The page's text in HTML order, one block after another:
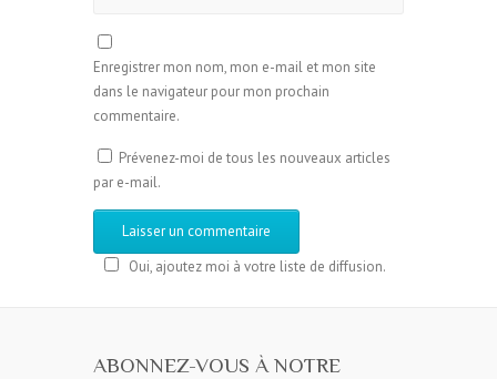
Enregistrer mon nom, mon e-mail et mon site
dans le navigateur pour mon prochain
commentaire.
Prévenez-moi de tous les nouveaux articles
par e-mail.
Oui, ajoutez moi à votre liste de diffusion.
ABONNEZ-VOUS À NOTRE